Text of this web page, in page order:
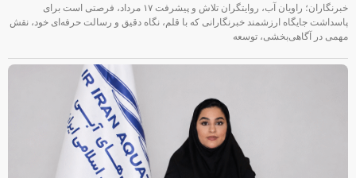
خبرنگاران؛ راویان آب، روایتگران تلاش و پیشرفت ۱۷ مرداد، فرصتی است برای
پاسداشت جایگاه ارزشمند خبرنگارانی که با قلم، نگاه دقیق و رسالت حرفه‌ای خود، نقش
مهمی در آگاهی‌بخشی، توسعه